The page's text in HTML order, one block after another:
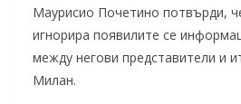
Маурисио Почетино потвърди,
игнорира появилите се
между негови представители и
Милан.